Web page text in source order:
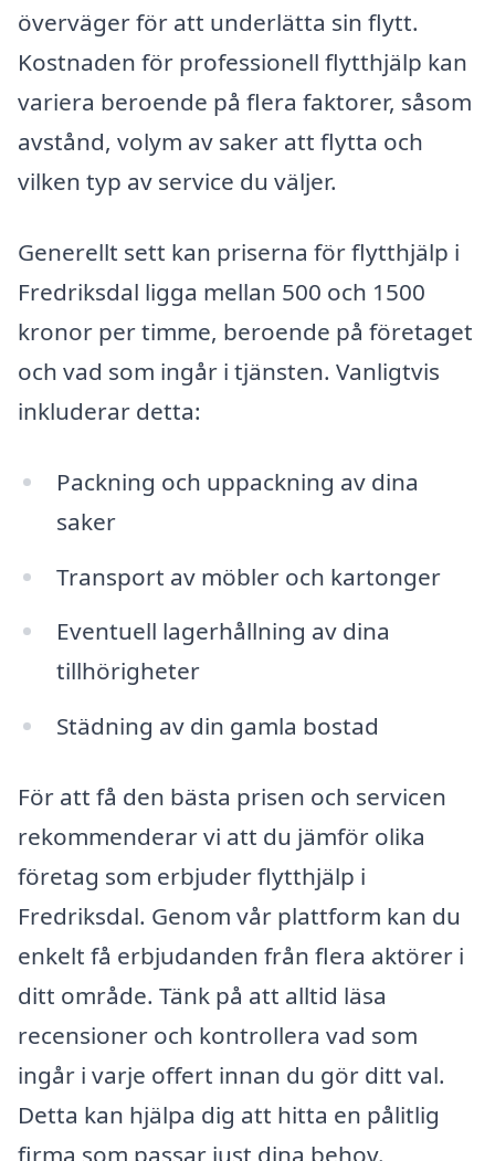
överväger för att underlätta sin flytt.
Kostnaden för professionell flytthjälp kan
variera beroende på flera faktorer, såsom
avstånd, volym av saker att flytta och
vilken typ av service du väljer.
Generellt sett kan priserna för flytthjälp i
Fredriksdal ligga mellan 500 och 1500
kronor per timme, beroende på företaget
och vad som ingår i tjänsten. Vanligtvis
inkluderar detta:
Packning och uppackning av dina
saker
Transport av möbler och kartonger
Eventuell lagerhållning av dina
tillhörigheter
Städning av din gamla bostad
För att få den bästa prisen och servicen
rekommenderar vi att du jämför olika
företag som erbjuder flytthjälp i
Fredriksdal. Genom vår plattform kan du
enkelt få erbjudanden från flera aktörer i
ditt område. Tänk på att alltid läsa
recensioner och kontrollera vad som
ingår i varje offert innan du gör ditt val.
Detta kan hjälpa dig att hitta en pålitlig
firma som passar just dina behov.